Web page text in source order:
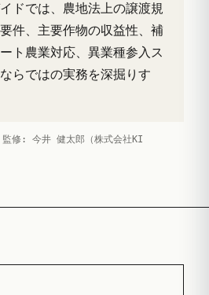
ドでは、農地法上の譲渡規
件、主要作物の収益性、補
ト農業対応、異業種参入ス
らではの実務を深掘りす
修: 今井 健太郎（株式会社KI